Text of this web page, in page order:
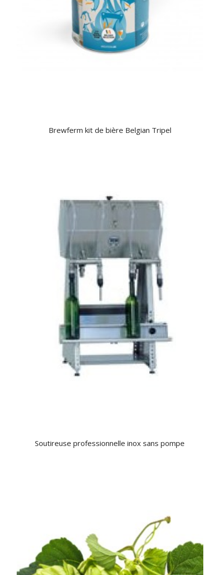
Brewferm kit de bière Belgian Tripel
Soutireuse professionnelle inox sans pompe